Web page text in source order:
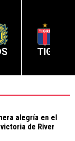
TIG
alegría en el
de River